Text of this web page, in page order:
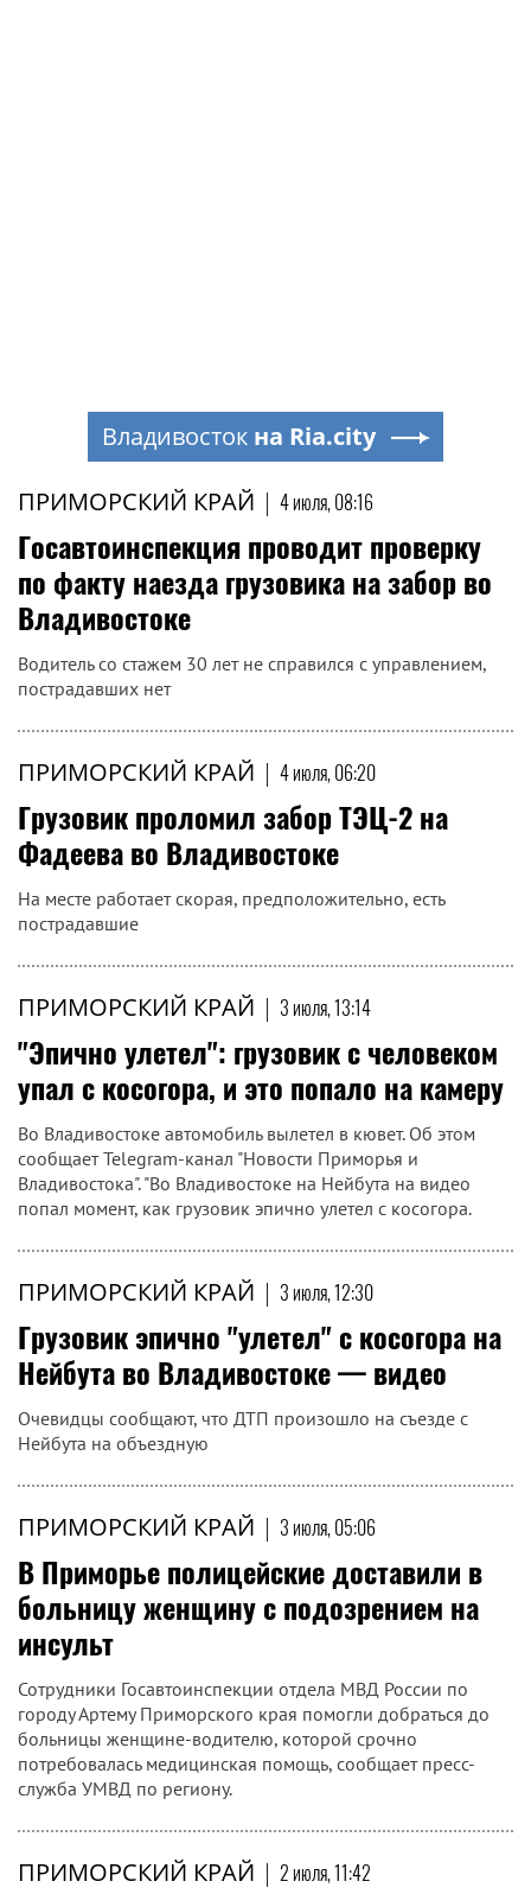
ПРИМОРСКИЙ КРАЙ | 4 июля, 08:16
Госавтоинспекция проводит проверку
по факту наезда грузовика на забор во
Владивостоке
Водитель со стажем 30 лет не справился с управлением,
пострадавших нет
ПРИМОРСКИЙ КРАЙ | 4 июля, 06:20
Грузовик проломил забор ТЭЦ-2 на
Фадеева во Владивостоке
На месте работает скорая, предположительно, есть
пострадавшие
ПРИМОРСКИЙ КРАЙ | 3 июля, 13:14
"Эпично улетел": грузовик с человеком
упал с косогора, и это попало на камеру
Во Владивостоке автомобиль вылетел в кювет. Об этом
сообщает Telegram-канал "Новости Приморья и
Владивостока". "Во Владивостоке на Нейбута на видео
попал момент, как грузовик эпично улетел с косогора.
ПРИМОРСКИЙ КРАЙ | 3 июля, 12:30
Грузовик эпично "улетел" с косогора на
Нейбута во Владивостоке — видео
Очевидцы сообщают, что ДТП произошло на съезде с
Нейбута на объездную
ПРИМОРСКИЙ КРАЙ | 3 июля, 05:06
В Приморье полицейские доставили в
больницу женщину с подозрением на
инсульт
Сотрудники Госавтоинспекции отдела МВД России по
городу Артему Приморского края помогли добраться до
больницы женщине-водителю, которой срочно
потребовалась медицинская помощь, сообщает пресс-
служба УМВД по региону.
ПРИМОРСКИЙ КРАЙ | 2 июля, 11:42
Владивосток на Ria.city